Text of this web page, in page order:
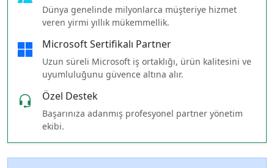
Dünya genelinde milyonlarca müşteriye hizmet
veren yirmi yıllık mükemmellik.
Microsoft Sertifikalı Partner
Uzun süreli Microsoft iş ortaklığı, ürün kalitesini ve
uyumluluğunu güvence altına alır.
Özel Destek
Başarınıza adanmış profesyonel partner yönetim
ekibi.